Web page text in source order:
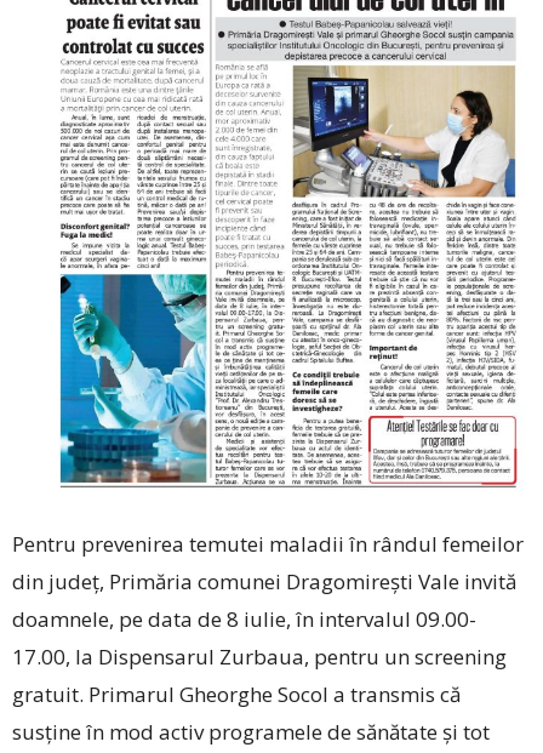
Pentru prevenirea temutei maladii în rândul femeilor
din județ, Primăria comunei Dragomirești Vale invită
doamnele, pe data de 8 iulie, în intervalul 09.00-
17.00, la Dispensarul Zurbaua, pentru un screening
gratuit. Primarul Gheorghe Socol a transmis că
susține în mod activ programele de sănătate și tot